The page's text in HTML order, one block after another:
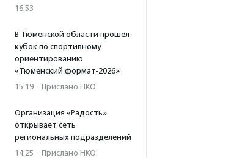
16:53
В Тюменской области прошел
кубок по спортивному
ориентированию
«Тюменский формат-2026»
15:19 · Прислано НКО
Организация «Радость»
открывает сеть
региональных подразделений
14:25 · Прислано НКО